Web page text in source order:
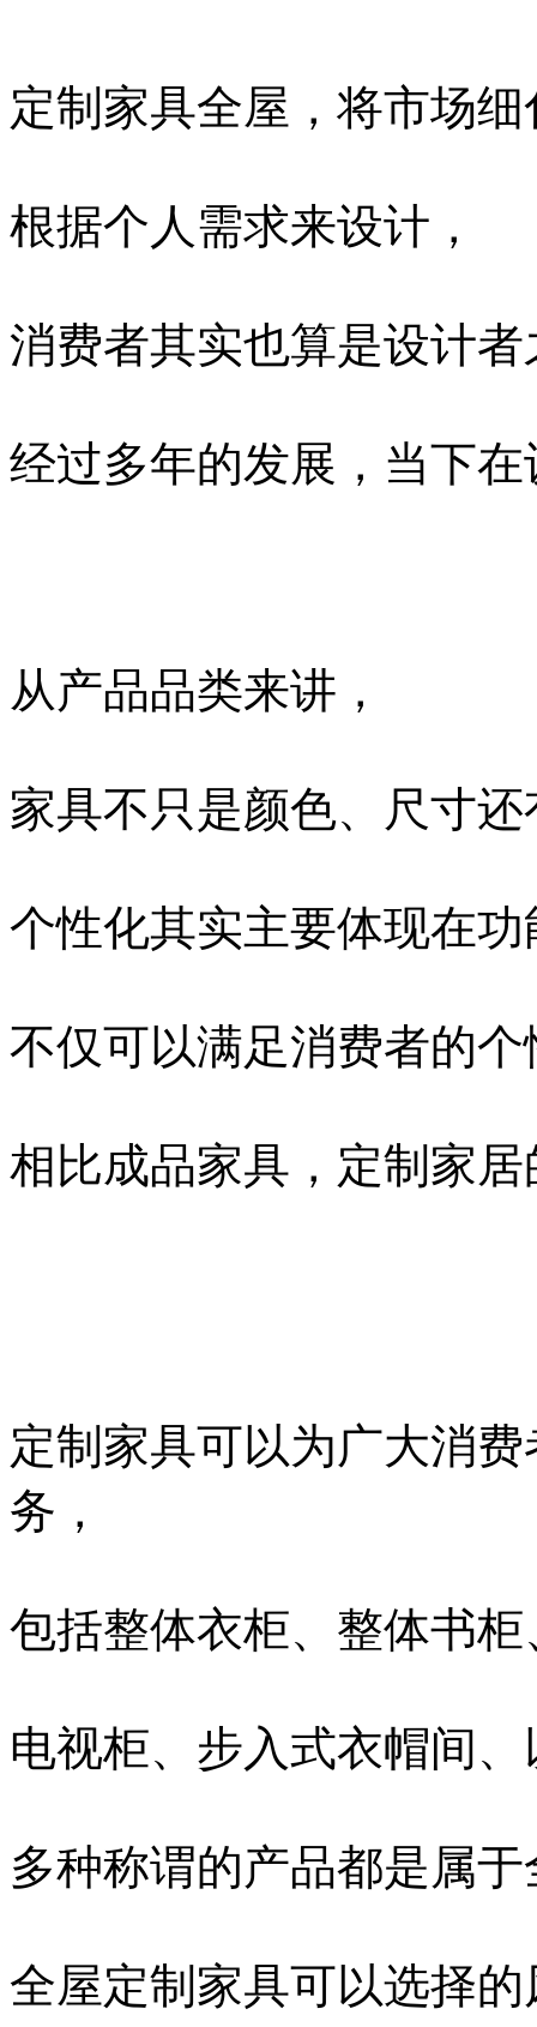
定制家具全屋，将市场
根据个人需求来设计，
消费者其实也算是设计者
经过多年的发展，当下
从产品品类来讲，
家具不只是颜色、尺寸
个性化其实主要体现在功
不仅可以满足消费者的
相比成品家具，定制家
定制家具可以为广大消
务，
包括整体衣柜、整体书
电视柜、步入式衣帽间
多种称谓的产品都是属
全屋定制家具可以选择